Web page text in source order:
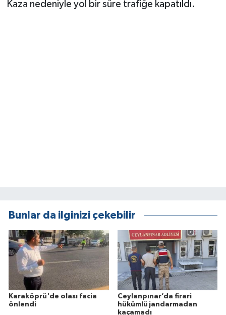
Kaza nedeniyle yol bir süre trafiğe kapatıldı.
Bunlar da ilginizi çekebilir
Karaköprü'de olası facia
önlendi
Ceylanpınar’da firari
hükümlü jandarmadan
kaçamadı